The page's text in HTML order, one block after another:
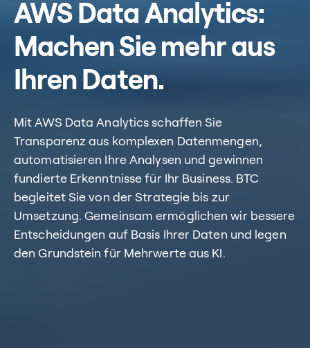
AWS Data Analytics:
Machen Sie mehr aus
Ihren Daten.
Mit AWS Data Analytics schaffen Sie
Transparenz aus komplexen Datenmengen,
automatisieren Ihre Analysen und gewinnen
fundierte Erkenntnisse für Ihr Business. BTC
begleitet Sie von der Strategie bis zur
Umsetzung. Gemeinsam ermöglichen wir bessere
Entscheidungen auf Basis Ihrer Daten und legen
den Grundstein für Mehrwerte aus KI.